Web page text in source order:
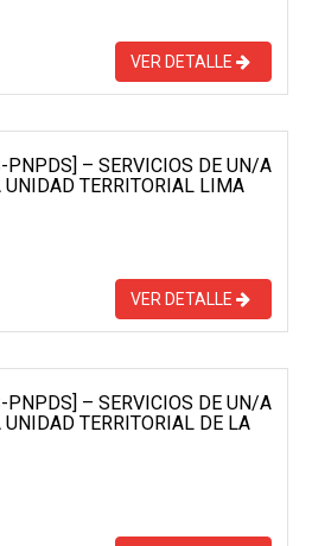
VER DETALLE
– SERVICIOS DE UN/A
TERRITORIAL LIMA
VER DETALLE
– SERVICIOS DE UN/A
TERRITORIAL DE LA